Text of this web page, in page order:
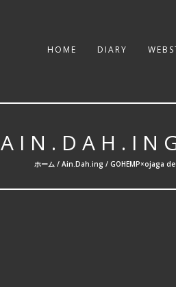
HOME DIARY
ホーム / Ain.Dah.ing / GOHEMP×ojaga